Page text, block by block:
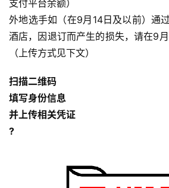
比
赛
支付平台余额）
外地选手如（在9月14日及以前）通
酒店，因退订而产生的损失，请在9
（上传方式见下文）
扫描二维码
填写身份信息
并上传相关凭证
?